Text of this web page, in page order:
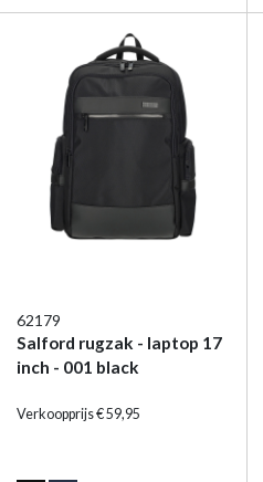
62179
Salford rugzak - laptop 17
inch - 001 black
Verkoopprijs € 59,95